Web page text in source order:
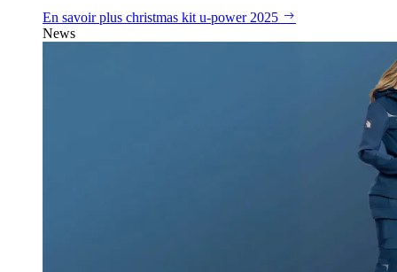
En savoir plus christmas kit u‑power 2025
News